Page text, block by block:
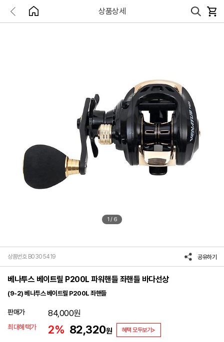
상품상세
1 / 6
상품번호 B0305419 공유하기
베나투스 베이트릴 P200L 파워핸들 좌핸들 바다선상
(9-2) 베나투스 베이트릴 P200L 좌핸들
판매가 84,000원
최대혜택가 2% 82,320원 혜택 모두보기>